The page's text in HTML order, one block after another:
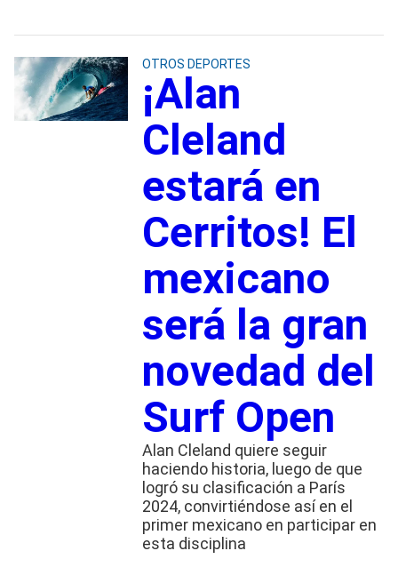
OTROS DEPORTES
¡Alan
Cleland
estará en
Cerritos! El
mexicano
será la gran
novedad del
Surf Open
Alan Cleland quiere seguir
haciendo historia, luego de que
logró su clasificación a París
2024, convirtiéndose así en el
primer mexicano en participar en
esta disciplina